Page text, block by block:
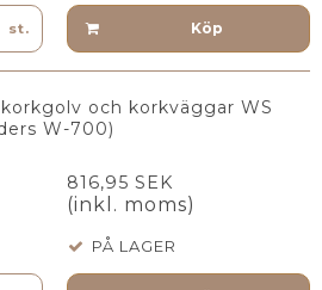
st. Köp
och korkväggar WS
W-700)
816,95 SEK
(inkl. moms)
PÅ LAGER